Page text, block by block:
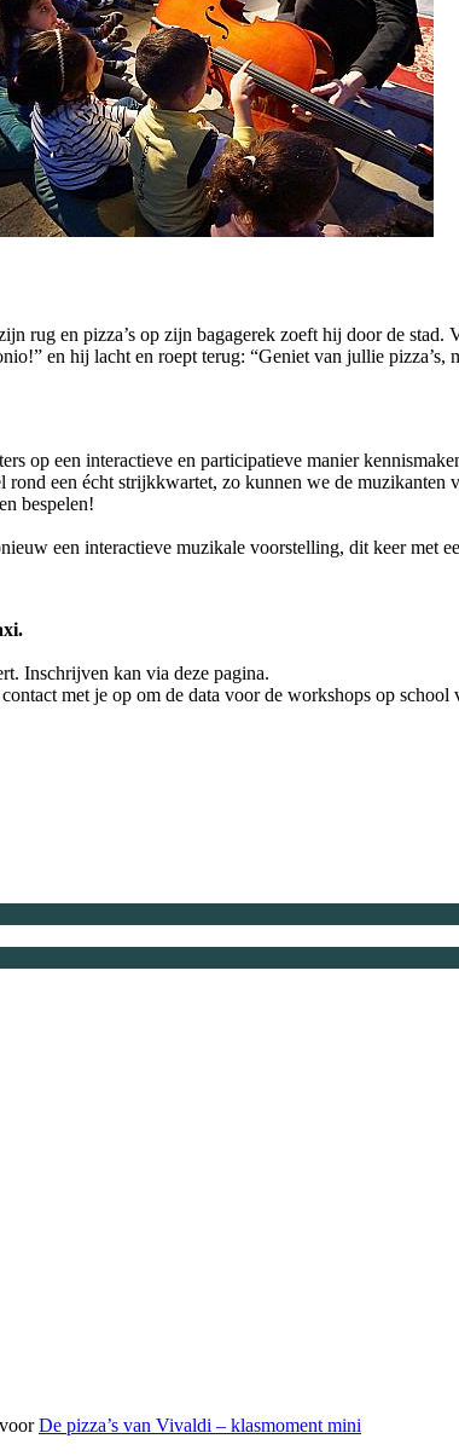
en pizza’s op zijn bagagerek zoeft hij door de stad.
en hij lacht en roept terug: “Geniet van jullie
op een interactieve en participatieve manier
een écht strijkkwartet, zo kunnen we de
bespelen!
een interactieve muzikale voorstelling, dit keer met
Inschrijven kan via deze pagina.
met je op om de data voor de workshops op
De pizza’s van Vivaldi – klasmoment mini